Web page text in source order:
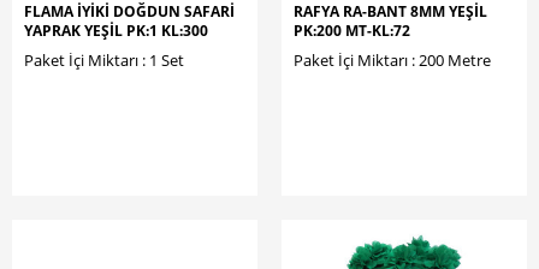
FLAMA İYİKİ DOĞDUN SAFARİ
YAPRAK YEŞİL PK:1 KL:300
Paket İçi Miktarı : 1 Set
RAFYA RA-BANT 8MM YEŞİL
PK:200 MT-KL:72
Paket İçi Miktarı : 200 Metre